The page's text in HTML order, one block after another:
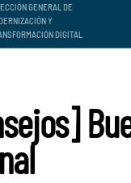
GENERAL DE
Y
DIGITAL